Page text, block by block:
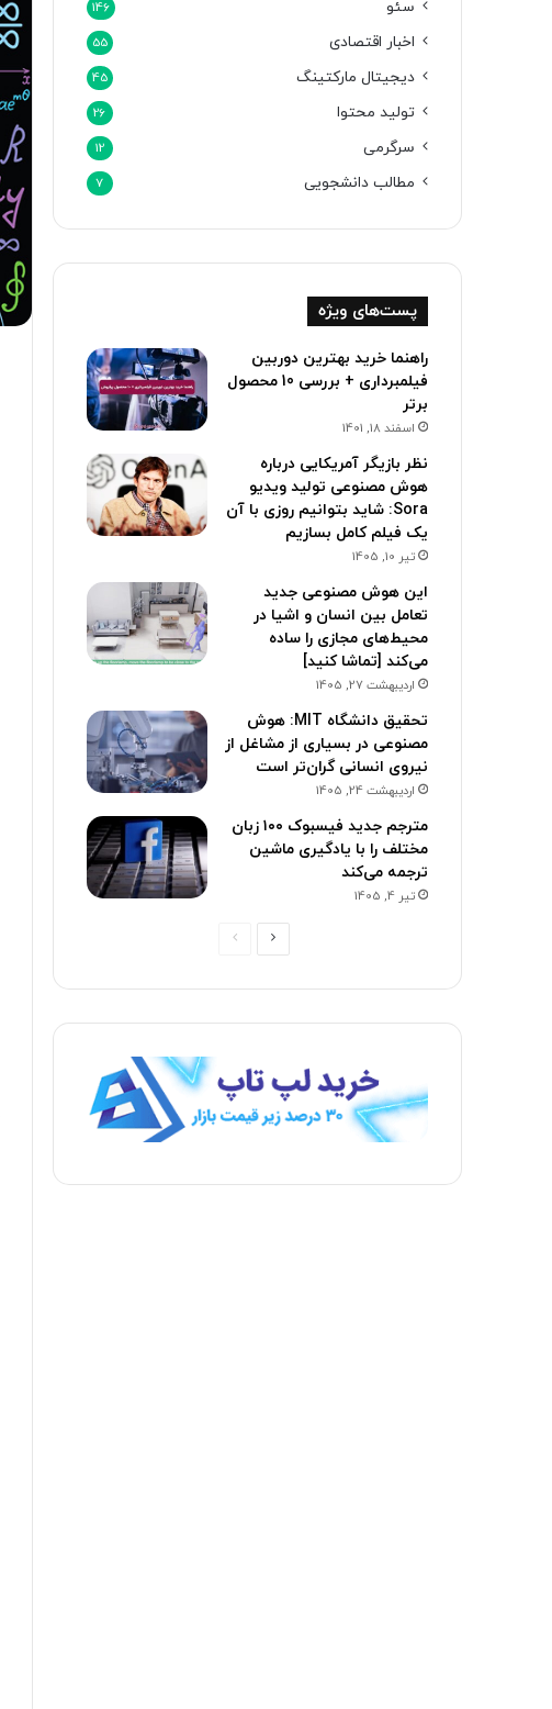
سئو 146
اخبار اقتصادی 55
دیجیتال مارکتینگ 45
تولید محتوا 26
سرگرمی 12
مطالب دانشجویی 7
پست‌های ویژه
راهنما خرید بهترین دوربین
فیلمبرداری + بررسی 10 محصول
برتر
اسفند 18, 1401
نظر بازیگر آمریکایی درباره
هوش مصنوعی تولید ویدیو
Sora: شاید بتوانیم روزی با آن
یک فیلم کامل بسازیم
تیر 10, 1405
این هوش مصنوعی جدید
تعامل بین انسان و اشیا در
محیط‌های مجازی را ساده
می‌کند [تماشا کنید]
اردیبهشت 27, 1405
تحقیق دانشگاه MIT: هوش
مصنوعی در بسیاری از مشاغل از
نیروی انسانی گران‌تر است
اردیبهشت 24, 1405
مترجم جدید فیسبوک ۱۰۰ زبان
مختلف را با یادگیری ماشین
ترجمه می‌کند
تیر 4, 1405
صفحه
صفحه